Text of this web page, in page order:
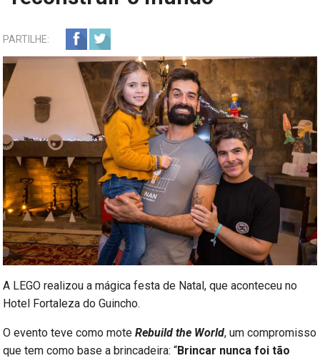
PARTILHE:
A LEGO realizou a mágica festa de Natal, que aconteceu no
Hotel Fortaleza do Guincho.
O evento teve como moteRebuild the World, um compromisso
que tem como base a brincadeira: “Brincar nunca foi tão